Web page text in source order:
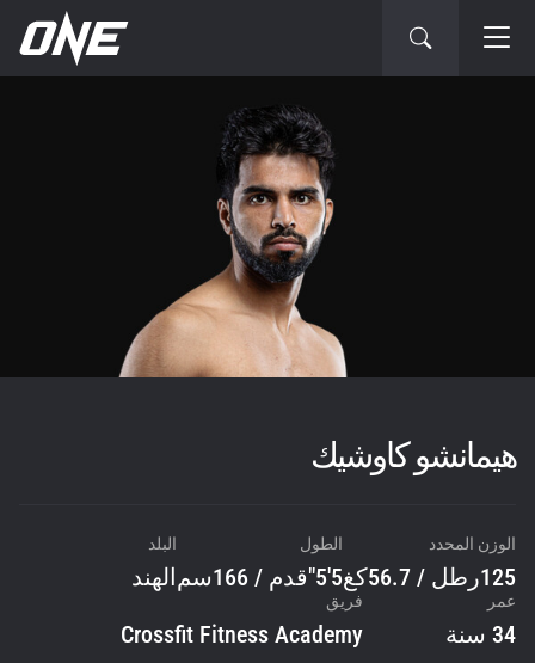
هيمانشو كاوشيك
الوزن المحدد
125رطل / 56.7كغ
الطول
5'5"قدم / 166سم
البلد
الهند
عمر
34 سنة
فريق
Crossfit Fitness Academy